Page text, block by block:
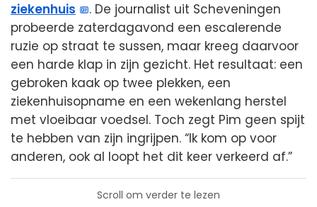
ziekenhuis
. De journalist uit Scheveningen
probeerde zaterdagavond een escalerende
ruzie op straat te sussen, maar kreeg daarvoor
een harde klap in zijn gezicht. Het resultaat: een
gebroken kaak op twee plekken, een
ziekenhuisopname en een wekenlang herstel
met vloeibaar voedsel. Toch zegt Pim geen spijt
te hebben van zijn ingrijpen. “Ik kom op voor
anderen, ook al loopt het dit keer verkeerd af.”
Scroll om verder te lezen